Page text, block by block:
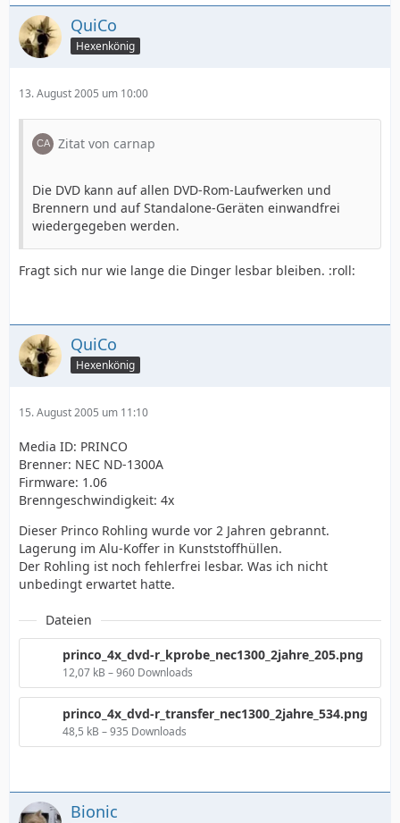
QuiCo
Hexenkönig
13. August 2005 um 10:00
Zitat von carnap
Die DVD kann auf allen DVD-Rom-Laufwerken und
Brennern und auf Standalone-Geräten einwandfrei
wiedergegeben werden.
Fragt sich nur wie lange die Dinger lesbar bleiben. :roll:
QuiCo
Hexenkönig
15. August 2005 um 11:10
Media ID: PRINCO
Brenner: NEC ND-1300A
Firmware: 1.06
Brenngeschwindigkeit: 4x
Dieser Princo Rohling wurde vor 2 Jahren gebrannt.
Lagerung im Alu-Koffer in Kunststoffhüllen.
Der Rohling ist noch fehlerfrei lesbar. Was ich nicht
unbedingt erwartet hatte.
Dateien
princo_4x_dvd-r_kprobe_nec1300_2jahre_205.png
12,07 kB – 960 Downloads
princo_4x_dvd-r_transfer_nec1300_2jahre_534.png
48,5 kB – 935 Downloads
Bionic